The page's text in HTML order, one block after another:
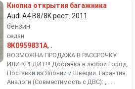
Кнопка открытия багажника
Audi A4 B8/8K рест. 2011
бензин
седан
8K0959831A, .
ВОЗМОЖНА ПРОДАЖА В РАССРОЧКУ
ИЛИ КРЕДИТ!!! Доставка в любой Город.
Поставки из Японии и Швеции. Гарантия.
Аналоги (Совместимость с ДВС): , . . .